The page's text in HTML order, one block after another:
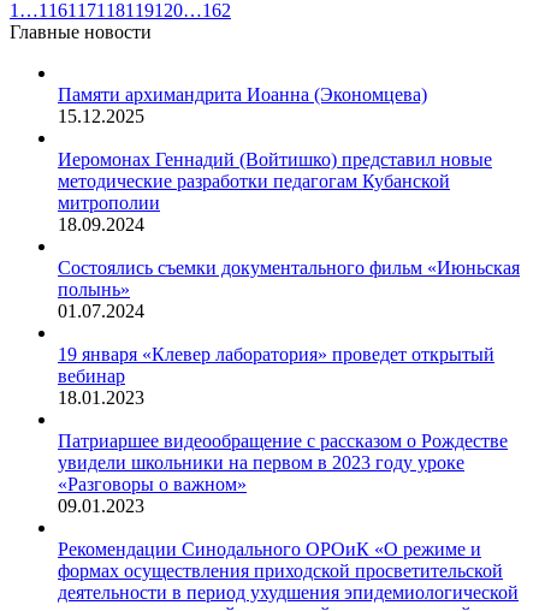
1 …116117118119120…162
Главные новости
Памяти архимандрита Иоанна (Экономцева)
15.12.2025
Иеромонах Геннадий (Войтишко) представил новые
методические разработки педагогам Кубанской
митрополии
18.09.2024
Состоялись съемки документального фильм «Июньская
полынь»
01.07.2024
19 января «Клевер лаборатория» проведет открытый
вебинар
18.01.2023
Патриаршее видеообращение с рассказом о Рождестве
увидели школьники на первом в 2023 году уроке
«Разговоры о важном»
09.01.2023
Рекомендации Синодального ОРОиК «О режиме и
формах осуществления приходской просветительской
деятельности в период ухудшения эпидемиологической